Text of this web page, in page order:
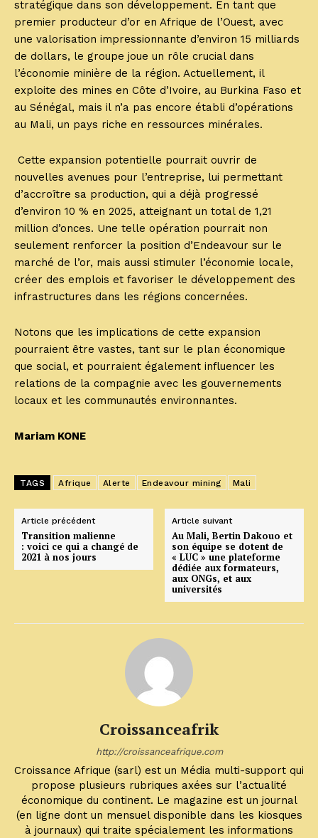
stratégique dans son développement. En tant que
premier producteur d’or en Afrique de l’Ouest, avec
une valorisation impressionnante d’environ 15 milliards
de dollars, le groupe joue un rôle crucial dans
l’économie minière de la région. Actuellement, il
exploite des mines en Côte d’Ivoire, au Burkina Faso et
au Sénégal, mais il n’a pas encore établi d’opérations
au Mali, un pays riche en ressources minérales.
Cette expansion potentielle pourrait ouvrir de
nouvelles avenues pour l’entreprise, lui permettant
d’accroître sa production, qui a déjà progressé
d’environ 10 % en 2025, atteignant un total de 1,21
million d’onces. Une telle opération pourrait non
seulement renforcer la position d’Endeavour sur le
marché de l’or, mais aussi stimuler l’économie locale,
créer des emplois et favoriser le développement des
infrastructures dans les régions concernées.
Notons que les implications de cette expansion
pourraient être vastes, tant sur le plan économique
que social, et pourraient également influencer les
relations de la compagnie avec les gouvernements
locaux et les communautés environnantes.
Mariam KONE
TAGS Afrique Alerte Endeavour mining Mali
Article précédent
Transition malienne
: voici ce qui a changé de
2021 à nos jours
Article suivant
Au Mali, Bertin Dakouo et
son équipe se dotent de
« LUC » une plateforme
dédiée aux formateurs,
aux ONGs, et aux
universités
Croissanceafrik
http://croissanceafrique.com
Croissance Afrique (sarl) est un Média multi-support qui
propose plusieurs rubriques axées sur l’actualité
économique du continent. Le magazine est un journal
(en ligne dont un mensuel disponible dans les kiosques
à journaux) qui traite spécialement les informations